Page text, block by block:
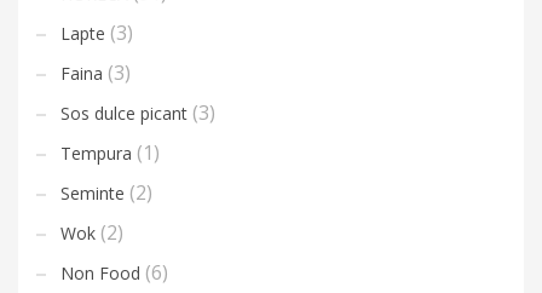
Lapte (3)
Faina (3)
Sos dulce picant (3)
Tempura (1)
Seminte (2)
Wok (2)
Non Food (6)